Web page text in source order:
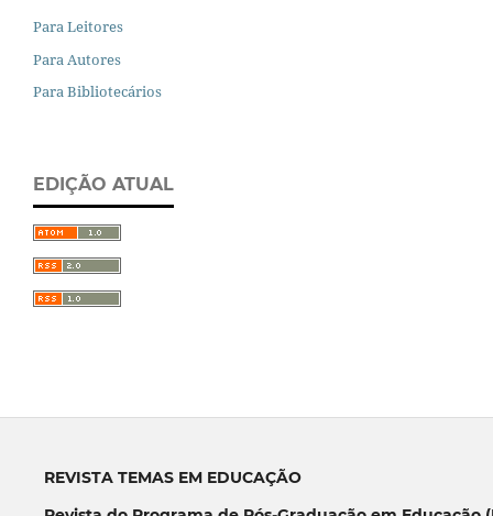
Para Leitores
Para Autores
Para Bibliotecários
EDIÇÃO ATUAL
REVISTA TEMAS EM EDUCAÇÃO